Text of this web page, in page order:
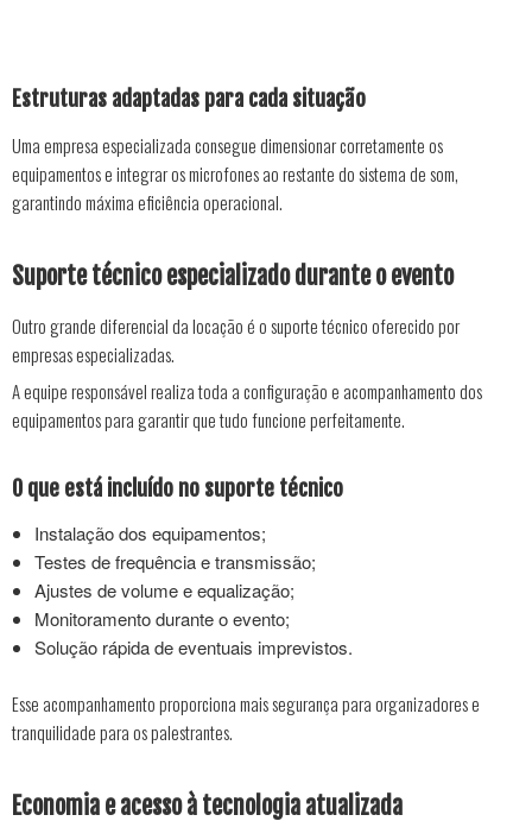
Estruturas adaptadas para cada situação
Uma empresa especializada consegue dimensionar corretamente os
equipamentos e integrar os microfones ao restante do sistema de som,
garantindo máxima eficiência operacional.
Suporte técnico especializado durante o evento
Outro grande diferencial da locação é o suporte técnico oferecido por
empresas especializadas.
A equipe responsável realiza toda a configuração e acompanhamento dos
equipamentos para garantir que tudo funcione perfeitamente.
O que está incluído no suporte técnico
Instalação dos equipamentos;
Testes de frequência e transmissão;
Ajustes de volume e equalização;
Monitoramento durante o evento;
Solução rápida de eventuais imprevistos.
Esse acompanhamento proporciona mais segurança para organizadores e
tranquilidade para os palestrantes.
Economia e acesso à tecnologia atualizada